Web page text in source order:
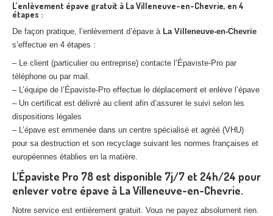
L’enlèvement épave gratuit à La Villeneuve-en-Chevrie, en 4
étapes :
De façon pratique, l’enlèvement d’épave àLa Villeneuve-en-Chevrie
s’effectue en 4 étapes :
– Le client (particulier ou entreprise) contacte l’Épaviste-Pro par
téléphone ou par mail.
– L’équipe de l’Épaviste-Pro effectue le déplacement et enlève l’épave
– Un certificat est délivré au client afin d’assurer le suivi selon les
dispositions légales
– L’épave est emmenée dans un centre spécialisé et agréé (VHU)
pour sa destruction et son recyclage suivant les normes françaises et
européennes établies en la matière.
L’Épaviste Pro 78 est disponible 7j/7 et 24h/24 pour
enlever votre épave à La Villeneuve-en-Chevrie.
Notre service est entièrement gratuit. Vous ne payez absolument rien.